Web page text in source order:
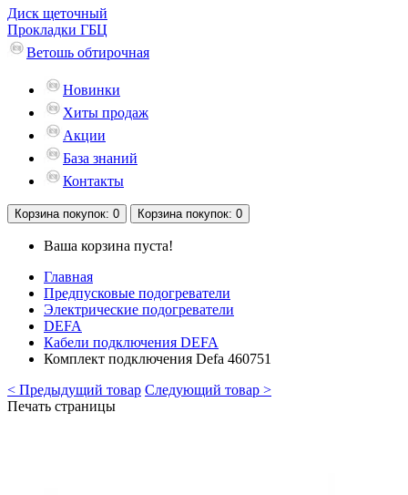
Диск щеточный
Прокладки ГБЦ
Ветошь обтирочная
Новинки
Хиты продаж
Акции
База знаний
Контакты
Корзина покупок: 0 Корзина покупок: 0
Ваша корзина пуста!
Главная
Предпусковые подогреватели
Электрические подогреватели
DEFA
Кабели подключения DEFA
Комплект подключения Defa 460751
< Предыдущий товар Следующий товар >
Печать страницы